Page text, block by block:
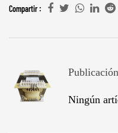
Compartir :
Ningún